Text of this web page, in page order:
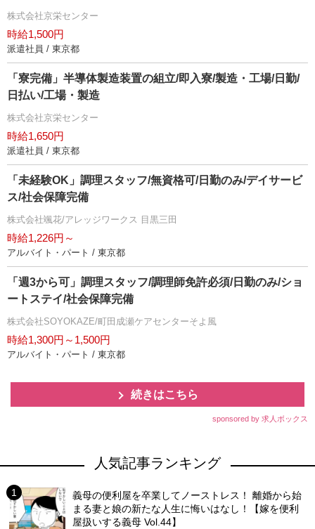
株式会社京栄センター
時給1,500円
派遣社員 / 東京都
「寮完備」半導体製造装置の組立/即入寮/製造・工場/日勤/
日払い/工場・製造
株式会社京栄センター
時給1,650円
派遣社員 / 東京都
「未経験OK」調理スタッフ/無資格可/日勤のみ/デイサービ
ス/社会保障完備
株式会社颯花/アレッジワークス 目黒三田
時給1,226円～
アルバイト・パート / 東京都
「週3から可」調理スタッフ/調理師免許必須/日勤のみ/ショ
ートステイ/社会保障完備
株式会社SOYOKAZE/町田成瀬ケアセンターそよ風
時給1,300円～1,500円
アルバイト・パート / 東京都
続きはこちら
sponsored by 求人ボックス
人気記事ランキング
義母の便利屋を卒業してノーストレス！ 離婚から始
まる妻と娘の新たな人生に悔いはなし！【嫁を便利
屋扱いする義母 Vol.44】